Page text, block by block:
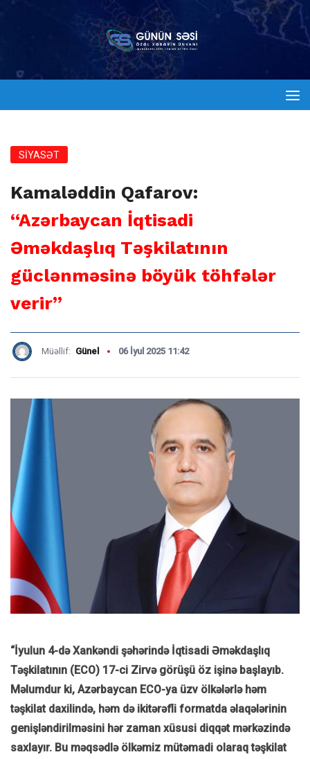
SİYASƏT
Kamaləddin Qafarov:
“Azərbaycan İqtisadi
Əməkdaşlıq Təşkilatının
güclənməsinə böyük töhfələr
verir”
Müəllif: Günel 06 İyul 2025 11:42
“İyulun 4-də Xankəndi şəhərində İqtisadi Əməkdaşlıq
Təşkilatının (ECO) 17-ci Zirvə görüşü öz işinə başlayıb.
Məlumdur ki, Azərbaycan ECO-ya üzv ölkələrlə həm
təşkilat daxilində, həm də ikitərəfli formatda əlaqələrinin
genişləndirilməsini hər zaman xüsusi diqqət mərkəzində
saxlayır. Bu məqsədlə ölkəmiz mütəmadi olaraq təşkilat